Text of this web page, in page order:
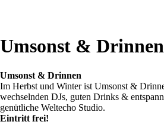
Umsonst & Drinnen
Umsonst & Drinnen
Im Herbst und Winter ist Umsonst &
wechselnden DJs, guten Drinks &
genütliche Weltecho Studio.
Eintritt frei!